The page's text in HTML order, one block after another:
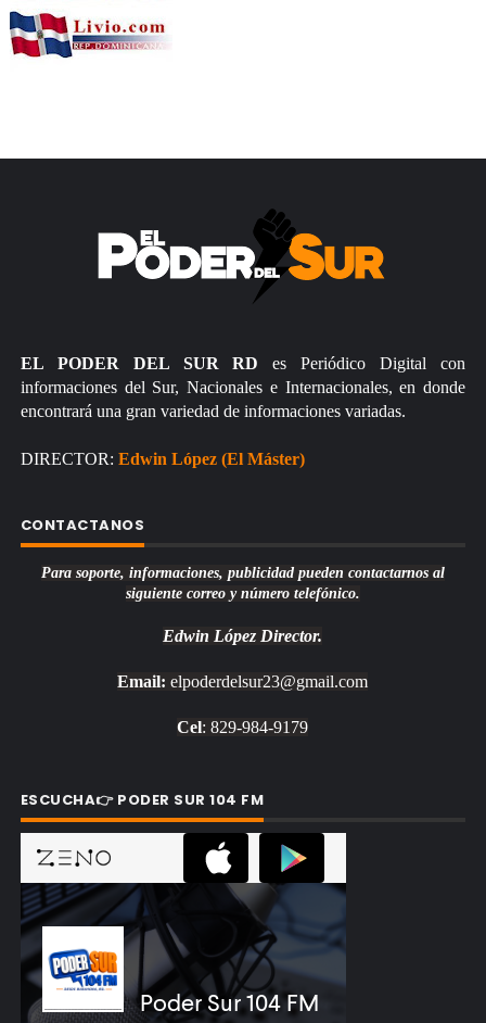
EL PODER DEL SUR RD es Periódico Digital con
informaciones del Sur, Nacionales e Internacionales, en donde
encontrará una gran variedad de informaciones variadas.
DIRECTOR: Edwin López (El Máster)
CONTACTANOS
Para soporte, informaciones, publicidad pueden contactarnos al
siguiente correo y número telefónico.
Edwin López Director.
Email: elpoderdelsur23@gmail.com
Cel: 829-984-9179
ESCUCHA👉 PODER SUR 104 FM